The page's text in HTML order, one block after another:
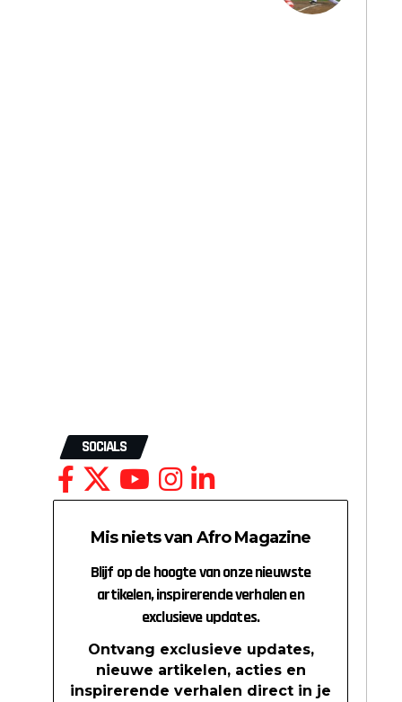
SOCIALS
Mis niets van Afro Magazine
Blijf op de hoogte van onze nieuwste
artikelen, inspirerende verhalen en
exclusieve updates.
Ontvang exclusieve updates,
nieuwe artikelen, acties en
inspirerende verhalen direct in je